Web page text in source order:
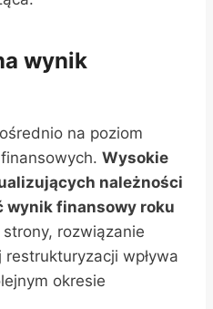
wynik
na poziom
Wysokie
należności
wynik finansowy roku
rozwiązanie
wpływa
okresie